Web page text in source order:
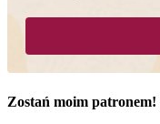
Zostań moim patronem!